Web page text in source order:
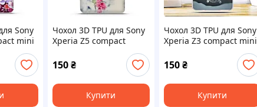
Sony
mini
Чохол 3D TPU для Sony
Xperia Z5 compact
телефони соні З5
мінікомпакт
150₴
Купити
Чохол 3D TPU для Sony
Xperia Z3 compact mini
D5803 D5833 силікон
на телефони соні
150 ₴
Купити